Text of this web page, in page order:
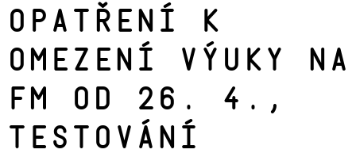
Opatření k
omezení výuky na
FM od 26. 4.,
testování